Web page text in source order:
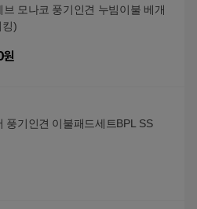
브 모나코 풍기인견 누빔이불 베개
킹)
원
풍기인견 이불패드세트BPL SS